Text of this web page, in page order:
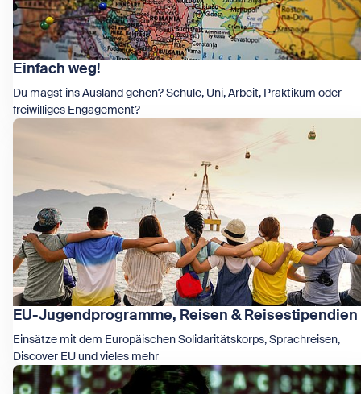
Einfach weg!
Du magst ins Ausland gehen? Schule, Uni, Arbeit, Praktikum oder
freiwilliges Engagement?
Zeige Einfach weg!
EU-Jugendprogramme, Reisen & Reisestipendien
Einsätze mit dem Europäischen Solidaritätskorps, Sprachreisen,
Discover EU und vieles mehr
Zeige EU-Jugendprogramme, Reisen & Reisestipendien